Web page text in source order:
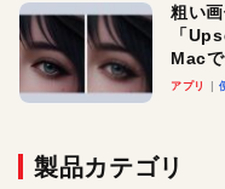
粗い
「
Mac
アプリ
製品カテゴリ